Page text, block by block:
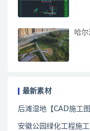
哈
最新素材
后滩湿地【CAD施工
安徽公园绿化工程施工